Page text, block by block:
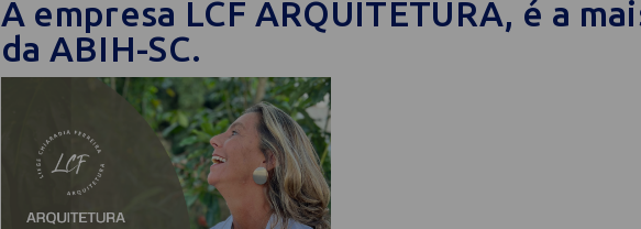
A empresa LCF ARQUITETURA, é a
da ABIH-SC.